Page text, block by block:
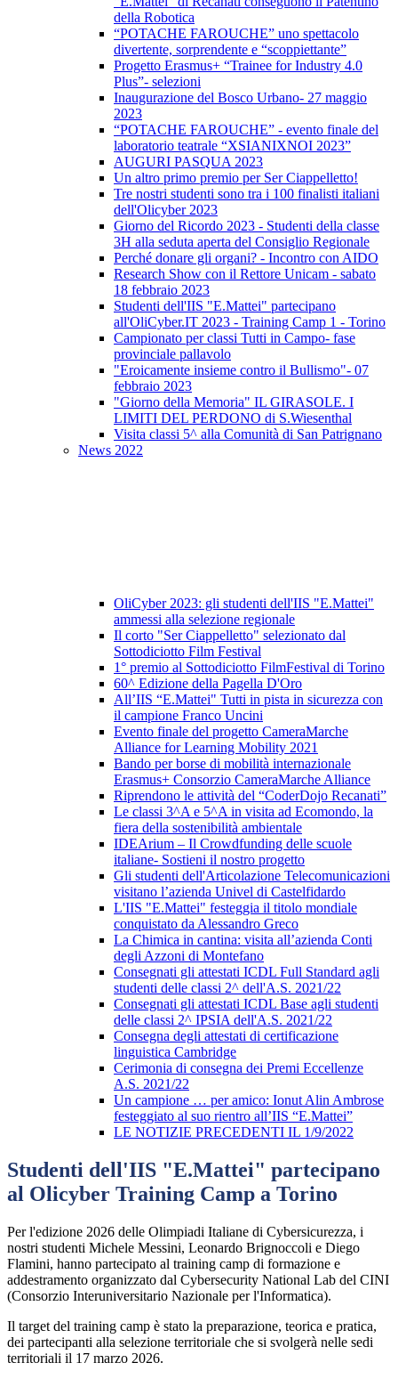
della Robotica
“POTACHE FAROUCHE” uno spettacolo
divertente, sorprendente e “scoppiettante”
Progetto Erasmus+ “Trainee for Industry 4.0
Plus”- selezioni
Inaugurazione del Bosco Urbano- 27 maggio
2023
“POTACHE FAROUCHE” - evento finale del
laboratorio teatrale “XSIANIXNOI 2023”
AUGURI PASQUA 2023
Un altro primo premio per Ser Ciappelletto!
Tre nostri studenti sono tra i 100 finalisti italiani
dell'Olicyber 2023
Giorno del Ricordo 2023 - Studenti della classe
3H alla seduta aperta del Consiglio Regionale
Perché donare gli organi? - Incontro con AIDO
Research Show con il Rettore Unicam - sabato
18 febbraio 2023
Studenti dell'IIS "E.Mattei" partecipano
all'OliCyber.IT 2023 - Training Camp 1 - Torino
Campionato per classi Tutti in Campo- fase
provinciale pallavolo
"Eroicamente insieme contro il Bullismo"- 07
febbraio 2023
"Giorno della Memoria" IL GIRASOLE. I
LIMITI DEL PERDONO di S.Wiesenthal
Visita classi 5^ alla Comunità di San Patrignano
News 2022
OliCyber 2023: gli studenti dell'IIS "E.Mattei"
ammessi alla selezione regionale
Il corto "Ser Ciappelletto" selezionato dal
Sottodiciotto Film Festival
1° premio al Sottodiciotto FilmFestival di Torino
60^ Edizione della Pagella D'Oro
All’IIS “E.Mattei" Tutti in pista in sicurezza con
il campione Franco Uncini
Evento finale del progetto CameraMarche
Alliance for Learning Mobility 2021
Bando per borse di mobilità internazionale
Erasmus+ Consorzio CameraMarche Alliance
Riprendono le attività del “CoderDojo Recanati”
Le classi 3^A e 5^A in visita ad Ecomondo, la
fiera della sostenibilità ambientale
IDEArium – Il Crowdfunding delle scuole
italiane- Sostieni il nostro progetto
Gli studenti dell'Articolazione Telecomunicazioni
visitano l’azienda Univel di Castelfidardo
L'IIS "E.Mattei" festeggia il titolo mondiale
conquistato da Alessandro Greco
La Chimica in cantina: visita all’azienda Conti
degli Azzoni di Montefano
Consegnati gli attestati ICDL Full Standard agli
studenti delle classi 2^ dell'A.S. 2021/22
Consegnati gli attestati ICDL Base agli studenti
delle classi 2^ IPSIA dell'A.S. 2021/22
Consegna degli attestati di certificazione
linguistica Cambridge
Cerimonia di consegna dei Premi Eccellenze
A.S. 2021/22
Un campione … per amico: Ionut Alin Ambrose
festeggiato al suo rientro all’IIS “E.Mattei”
LE NOTIZIE PRECEDENTI IL 1/9/2022
Studenti dell'IIS "E.Mattei" partecipano
al Olicyber Training Camp a Torino
Per l'edizione 2026 delle Olimpiadi Italiane di Cybersicurezza, i
nostri studenti Michele Messini, Leonardo Brignoccoli e Diego
Flamini, hanno partecipato al training camp di formazione e
addestramento organizzato dal Cybersecurity National Lab del CINI
(Consorzio Interuniversitario Nazionale per l'Informatica).
Il target del training camp è stato la preparazione, teorica e pratica,
dei partecipanti alla selezione territoriale che si svolgerà nelle sedi
territoriali il 17 marzo 2026.